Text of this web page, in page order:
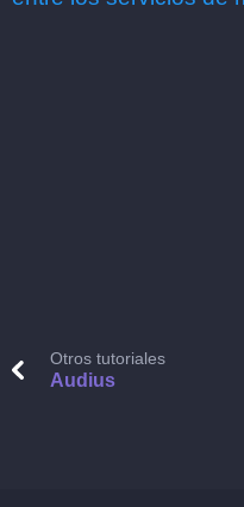
Otros tutoriales
Audius